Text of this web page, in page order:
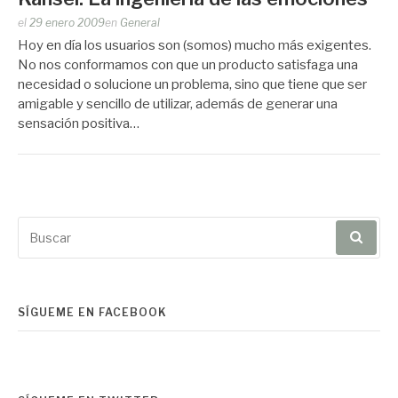
Publicado
por
Zootropo
el 29 enero 2009en General
Hoy en día los usuarios son (somos) mucho más exigentes.
No nos conformamos con que un producto satisfaga una
necesidad o solucione un problema, sino que tiene que ser
amigable y sencillo de utilizar, además de generar una
sensación positiva…
por:
SÍGUEME EN FACEBOOK